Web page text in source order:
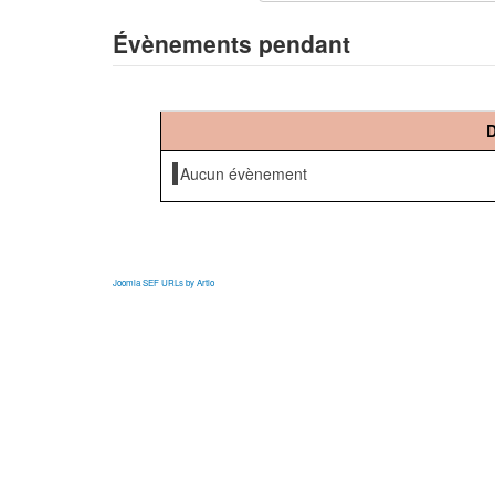
Évènements pendant
Aucun évènement
Joomla SEF URLs by Artio